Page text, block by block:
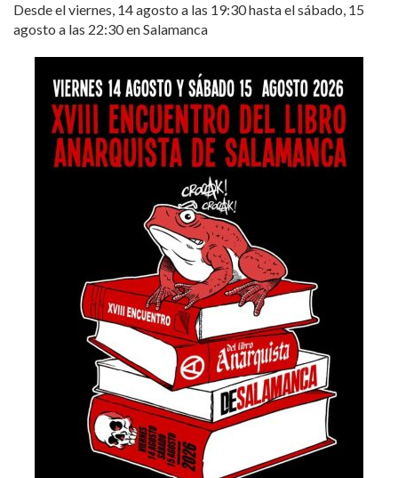
Desde el viernes, 14 agosto a las 19:30 hasta el sábado, 15
agosto a las 22:30 en Salamanca